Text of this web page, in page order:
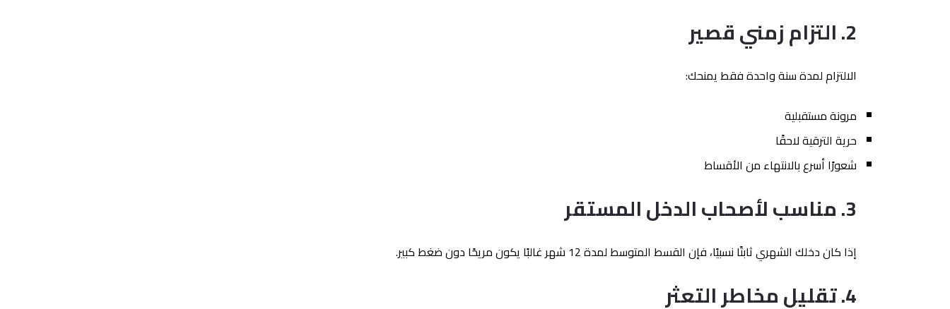
2. التزام زمني قصير
الالتزام لمدة سنة واحدة فقط يمنحك:
مرونة مستقبلية
حرية الترقية لاحقًا
شعورًا أسرع بالانتهاء من الأقساط
3. مناسب لأصحاب الدخل المستقر
إذا كان دخلك الشهري ثابتًا نسبيًا، فإن القسط المتوسط لمدة 12 شهر غالبًا يكون مريحًا دون ضغط كبير.
4. تقليل مخاطر التعثر